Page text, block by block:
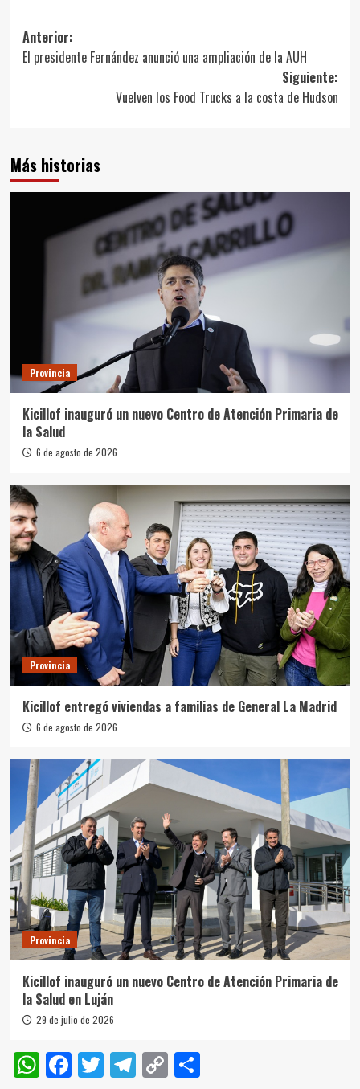
Navegación
de
Anterior:
El presidente Fernández anunció una ampliación de la AUH
Siguiente:
Vuelven los Food Trucks a la costa de Hudson
Más historias
Provincia
Kicillof inauguró un nuevo Centro de Atención Primaria de
la Salud
6 de agosto de 2026
Provincia
Kicillof entregó viviendas a familias de General La Madrid
6 de agosto de 2026
Provincia
Kicillof inauguró un nuevo Centro de Atención Primaria de
la Salud en Luján
29 de julio de 2026
WhatsApp
Facebook
Twitter
Telegram
CopyCompartir